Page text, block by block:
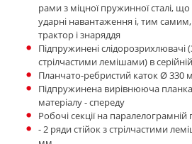
рами з міцної пружинної сталі,
ударні навантаження і, тим
трактор і знаряддя
Підпружинені слідорозрихлювачі
стрілчастими лемішами) в
Планчато-ребристий каток Ø 330
Підпружинена вирівнююча планка
матеріалу - спереду
Робочі секції на паралелограмній
- 2 ряди стійок з стрілчастими